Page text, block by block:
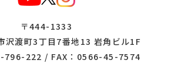
〒444-1333
沢渡町3丁目7番地13 岩角ビル1F
796-222 / FAX：0566-45-7574